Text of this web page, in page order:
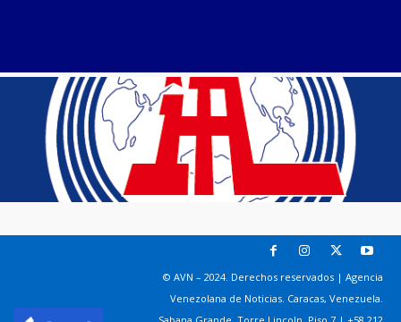
© AVN – 2024. Derechos reservados | Agencia
Venezolana de Noticias. Caracas, Venezuela.